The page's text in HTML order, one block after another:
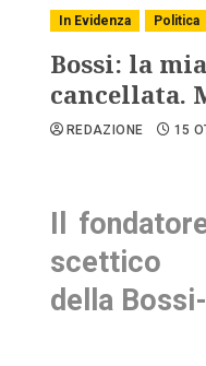
In Evidenza Politica
Bossi: la
cancellata.
REDAZIONE 15
Il
scettico
della